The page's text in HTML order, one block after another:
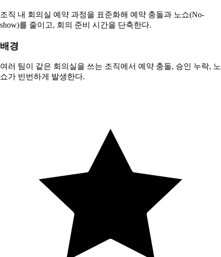
조직 내 회의실 예약 과정을 표준화해 예약 충돌과 노쇼(No-
show)를 줄이고, 회의 준비 시간을 단축한다.
배경
여러 팀이 같은 회의실을 쓰는 조직에서 예약 충돌, 승인 누락, 노
쇼가 빈번하게 발생한다.